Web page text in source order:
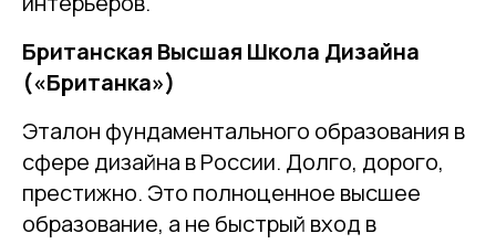
Британская Высшая Школа Дизайна
(«Британка»)
Эталон фундаментального образования в
сфере дизайна в России. Долго, дорого,
престижно. Это полноценное высшее
образование, а не быстрый вход в